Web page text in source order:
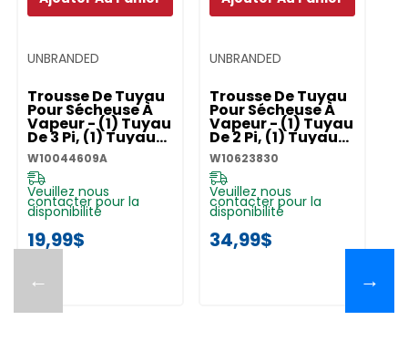
←
UNBRANDED
Trousse De Tuyau
Pour Sécheuse À
Vapeur - (1) Tuyau
De 3 Pi, (1) Tuyau
De 5 Pi
W10044609A
W10044609A
Veuillez nous
contacter pour la
disponibilité
19,99$
UNBRANDED
Trousse De Tuyau
Pour Sécheuse À
Vapeur - (1) Tuyau
De 2 Pi, (1) Tuyau
De 5 Pi W10623830
W10623830
Veuillez nous
contacter pour la
disponibilité
34,99$
→